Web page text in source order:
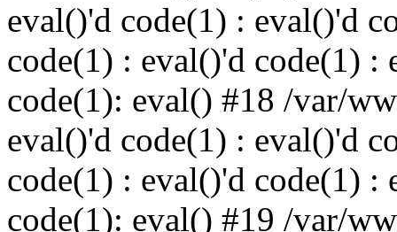
eval()'d code(1) : eval()'d
code(1) : eval()'d code(1) :
code(1): eval() #18 /var/
eval()'d code(1) : eval()'d
code(1) : eval()'d code(1) :
code(1): eval() #19 /var/